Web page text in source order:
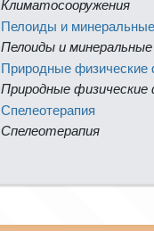
Климатосооружения
Пелоиды и
Пелоиды и
Приpодные физические
Приpодные
Спелеотерапия
Спелеотерапия